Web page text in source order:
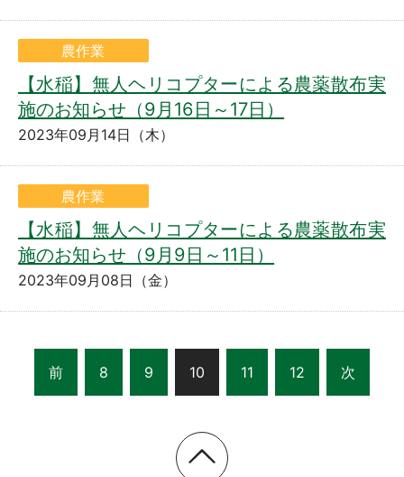
農作業
【水稲】無人ヘリコプターによる農薬散布実
施のお知らせ（9月16日～17日）
2023年09月14日（木）
農作業
【水稲】無人ヘリコプターによる農薬散布実
施のお知らせ（9月9日～11日）
2023年09月08日（金）
前 8 9 10 11 12 次